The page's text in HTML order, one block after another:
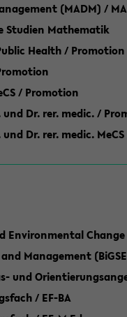
(MADM) /
Studien Mathematik
Health / Promotion
/ Promotion
und Dr. rer. medic. /
Dr. rer. medic.
Environmental Change
Management
und
/ EF-BA